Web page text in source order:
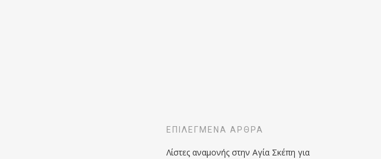
ΕΠΙΛΕΓΜΈΝΑ ΆΡΘΡΑ
Λίστες αναμονής στην Αγία Σκέπη για